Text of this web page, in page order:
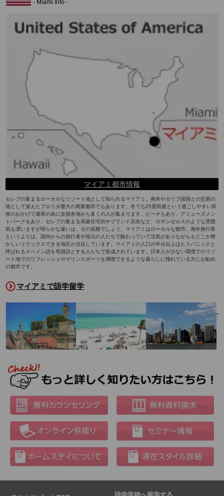
- Miami Info -
マイアミ都市情報
セレブの集まるローカルなリゾート地として知られるマイアミ。南米やカリブ諸国との交易の
地として栄えたフロリダ最大の商業都市でもあります。冬でも25度前後という過ごしやすい気
候のおかげで避寒の為に全国各地から多くの人が集まります。ビーチもあり、アミューズメン
トパークもあり、セレブの集まる高級住宅街やブランド店街など、ロサンゼルスのような雰囲
気も漂いますが明らかな違いは、その規模でしょう。マイアミはローカルな都市。海外旅行客
というよりは、国内からの旅行者や地元の人たちで賑わっていて活気がありながらもどこか懐
かしいリラックスできる地区が点在しています。マイアミの人口の半分以上はヒスパニックと
呼ばれるスペイン語を母国語とする人たちで形成されています。日本人が少ない環境でのリゾ
ート地でのリフレッシュやマリンスポーツを満喫できるような暮らしに憧れている方にお勧め
の都市です。
マイアミで語学留学